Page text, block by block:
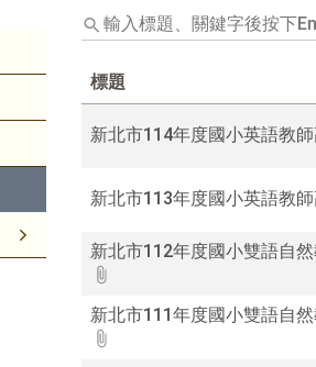
輸
入
題、
關
鍵
按
Enter
查
標題
新北市114年度國小英語教
新北市113年度國小英語教
新北市112年度國小雙語自
新北市111年度國小雙語自